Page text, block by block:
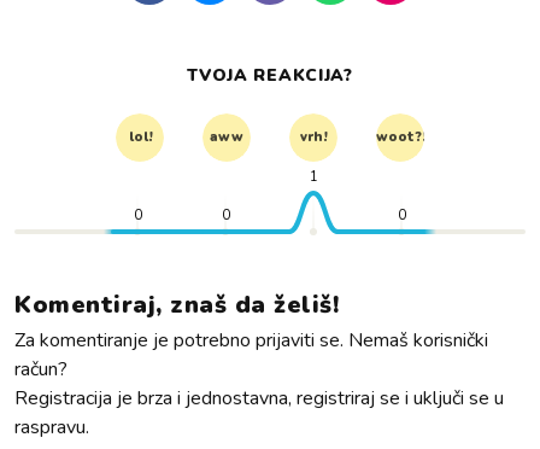
TVOJA REAKCIJA?
lol! aww vrh! woot?!
0 0
1
0
Komentiraj, znaš da želiš!
Za komentiranje je potrebno prijaviti se. Nemaš korisnički
račun?
Registracija je brza i jednostavna, registriraj se i uključi se u
raspravu.